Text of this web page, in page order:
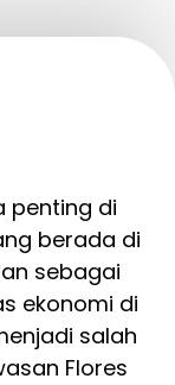
penting di
berada di
sebagai
ekonomi di
salah
Flores